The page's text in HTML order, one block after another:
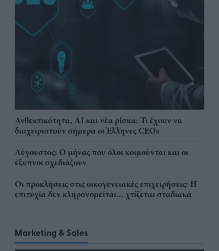
Ανθεκτικότητα, AI και νέα ρίσκα: Τι έχουν να
διαχειριστούν σήμερα οι Έλληνες CEOs
Αύγουστος: Ο μήνας που όλοι κοιμούνται και οι
έξυπνοι σχεδιάζουν
Οι προκλήσεις στις οικογενειακές επιχειρήσεις: Η
επιτυχία δεν κληρονομείται... χτίζεται σταδιακά
Marketing & Sales